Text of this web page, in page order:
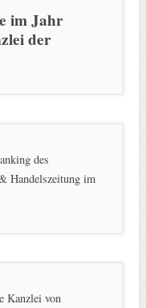
im Jahr
der
des
Handelszeitung im
Kanzlei von